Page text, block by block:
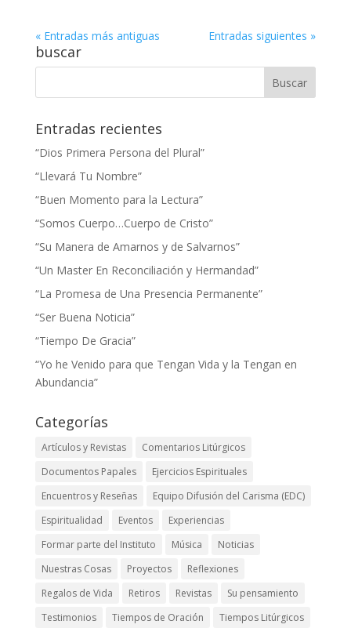
« Entradas más antiguas Entradas siguientes »
buscar
Entradas recientes
“Dios Primera Persona del Plural”
“Llevará Tu Nombre”
“Buen Momento para la Lectura”
“Somos Cuerpo…Cuerpo de Cristo”
“Su Manera de Amarnos y de Salvarnos”
“Un Master En Reconciliación y Hermandad”
“La Promesa de Una Presencia Permanente”
“Ser Buena Noticia”
“Tiempo De Gracia”
“Yo he Venido para que Tengan Vida y la Tengan en
Abundancia”
Categorías
Artículos y Revistas
Comentarios Litúrgicos
Documentos Papales
Ejercicios Espirituales
Encuentros y Reseñas
Equipo Difusión del Carisma (EDC)
Espiritualidad
Eventos
Experiencias
Formar parte del Instituto
Música
Noticias
Nuestras Cosas
Proyectos
Reflexiones
Regalos de Vida
Retiros Revistas
Su pensamiento
Testimonios
Tiempos de Oración Tiempos Litúrgicos